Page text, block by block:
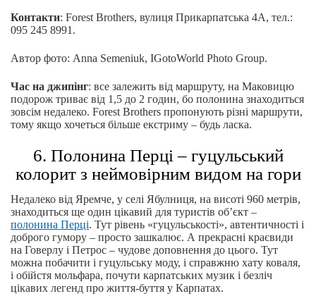
Контакти: Forest Brothers, вулиця Прикарпатська 4А, тел.:
095 245 8991.
Автор фото: Anna Semeniuk, IGotoWorld Photo Group.
Час на джипінг: все залежить від маршруту, на Маковицю
подорож триває від 1,5 до 2 годин, бо полонина знаходиться
зовсім недалеко. Forest Brothers пропонують різні маршрути,
тому якщо хочеться більше екстриму – будь ласка.
6. Полонина Перці – гуцульський
колорит з неймовірним видом на гори
Недалеко від Яремче, у селі Ябулниця, на висоті 960 метрів,
знаходиться ще один цікавий для туристів об’єкт –
полонина Перці. Тут рівень «гуцульськості», автентичності і
доброго гумору – просто зашкалює. А прекрасні краєвиди
на Говерлу і Петрос – чудове доповнення до цього. Тут
можна побачити і гуцульську моду, і справжню хату коваля,
і обійстя мольфара, почути карпатських музик і безліч
цікавих легенд про життя-буття у Карпатах.